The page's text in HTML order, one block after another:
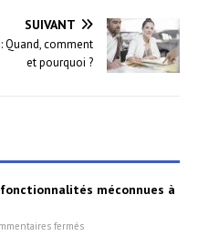
SUIVANT
Quand, comment
et pourquoi ?
fonctionnalités méconnues à
fermés